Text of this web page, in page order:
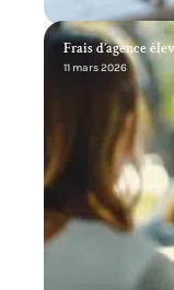
Frais d’agence
11 mars 2026